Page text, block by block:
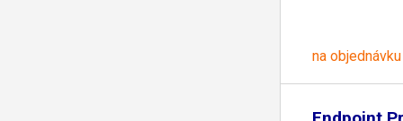
na objednávku